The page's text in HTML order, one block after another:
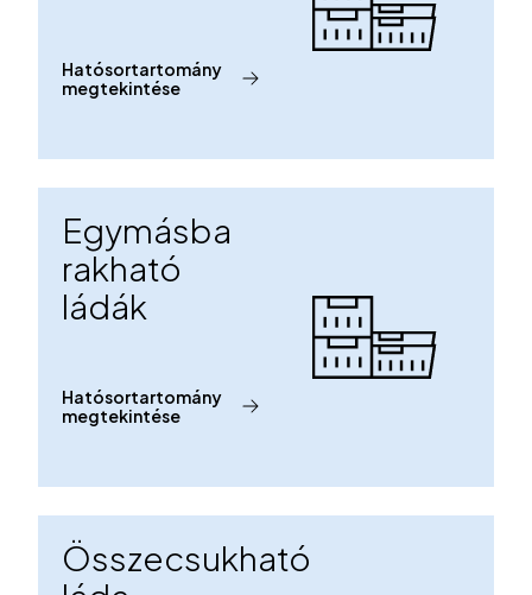
Hatósortartomány
megtekintése
Egymásba
rakható
ládák
Hatósortartomány
megtekintése
Összecsukható